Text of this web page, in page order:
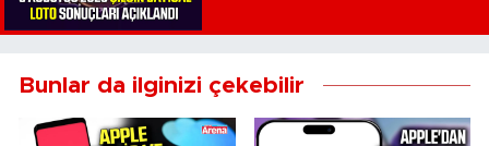
Bunlar da ilginizi çekebilir